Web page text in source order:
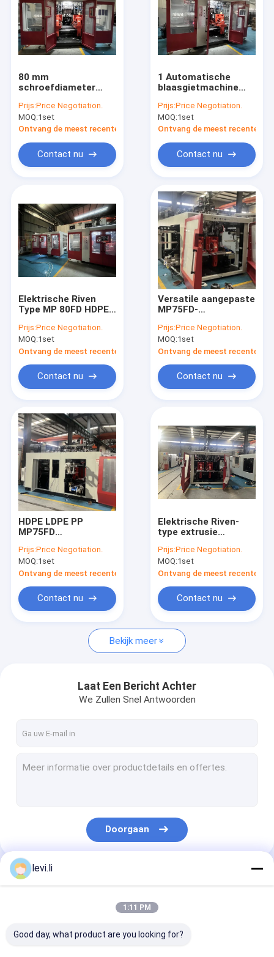
kunststof spuitgietmachine
Het Afgietselmachine van de hoge snelheidsinjectie
Het Afgietselmachine van de HUISDIERENinjectie
pvc-de machine van het injectieafgietsel
Medische Injectie het Vormen Machine
80 mm
schroefdiameter
blaasmachine
dubbellaags ontwerp
voor producten
Prijs:Price Negotiation.
MOQ:1set
Ontvang de meest recente Prijs
Contact nu
1 Automatische
blaasgietmachine
Prijs:Price Negotiation.
MOQ:1set
Ontvang de meest recente
Contact nu
Elektrische Riven
Type MP 80FD HDPE
Machine met dubbele
laag ontwerp
Prijs:Price Negotiation.
MOQ:1set
Ontvang de meest recente Prijs
Contact nu
Versatile aangepaste
MP75FD-
met IML en meerdere
matraskoppen
Prijs:Price Negotiation.
MOQ:1set
Ontvang de meest recente
Contact nu
HDPE LDPE PP
MP75FD
Blaasvormmachine
Prijs:Price Negotiation.
MOQ:1set
Ontvang de meest recente Prijs
Contact nu
Elektrische Riven-
type extrusie
met een
schroefdiameter van
80 mm
Prijs:Price Negotiation.
MOQ:1set
Ontvang de meest recente
Contact nu
Bekijk meer
Laat Een Bericht Achter
We Zullen Snel Antwoorden
Doorgaan
Onze Categorieën
levi.li
1:11 PM
Good day, what product are you looking for?